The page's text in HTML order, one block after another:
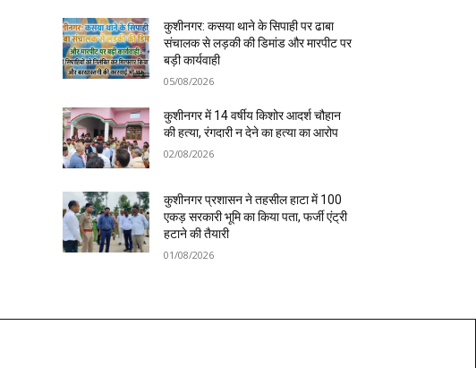
कुशीनगर: कसया थाने के सिपाही पर ढाबा
संचालक से लड़की की डिमांड और मारपीट पर
बड़ी कार्यवाही
05/08/2026
कुशीनगर में 14 वर्षीय किशोर आदर्श चौहान
की हत्या, रंगदारी न देने का हत्या का आरोप
02/08/2026
कुशीनगर प्रशासन ने तहसील हाटा में 100
एकड़ सरकारी भूमि का किया पता, फर्जी एंट्री
हटाने की तैयारी
01/08/2026